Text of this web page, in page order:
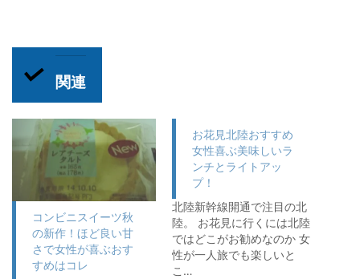
関連
コンビニスイーツ秋
の新作！ほど良い甘
さで女性が喜ぶおす
すめはコレ
お花見北陸おすすめ
女性喜ぶ美味しいラ
ンチとライトアッ
プ！
北陸新幹線開通で注目の北
陸。 お花見に行くには北陸
ではどこがお勧めなのか 女
性が一人旅でも楽しいと
こ…